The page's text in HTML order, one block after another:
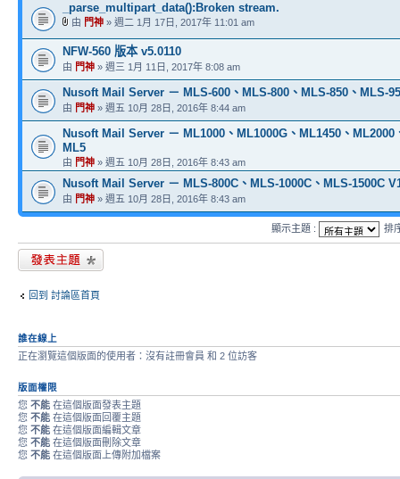
_parse_multipart_data():Broken stream.
由 門神 » 週二 1月 17日, 2017年 11:01 am
NFW-560 版本 v5.0110
由 門神 » 週三 1月 11日, 2017年 8:08 am
Nusoft Mail Server － MLS-600、MLS-800、MLS-850、MLS-
由 門神 » 週五 10月 28日, 2016年 8:44 am
Nusoft Mail Server － ML1000、ML1000G、ML1450、ML2000
ML5
由 門神 » 週五 10月 28日, 2016年 8:43 am
Nusoft Mail Server － MLS-800C、MLS-1000C、MLS-1500C
由 門神 » 週五 10月 28日, 2016年 8:43 am
顯示主題 : 排
發表新主題
回到 討論區首頁
誰在線上
正在瀏覽這個版面的使用者：沒有註冊會員 和 2 位訪客
版面權限
您 不能 在這個版面發表主題
您 不能 在這個版面回覆主題
您 不能 在這個版面編輯文章
您 不能 在這個版面刪除文章
您 不能 在這個版面上傳附加檔案